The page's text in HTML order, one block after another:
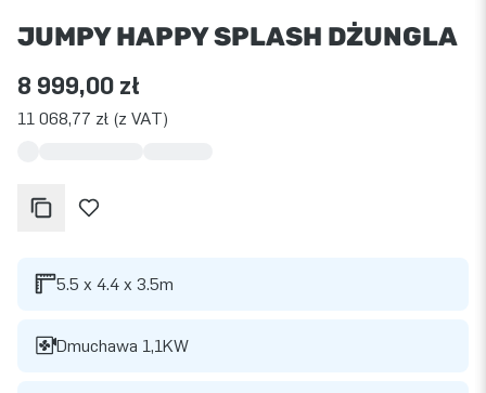
JUMPY HAPPY SPLASH DŻUNGLA
8 999,00 zł
11 068,77 zł (z VAT)
5.5 x 4.4 x 3.5m
Dmuchawa 1,1KW